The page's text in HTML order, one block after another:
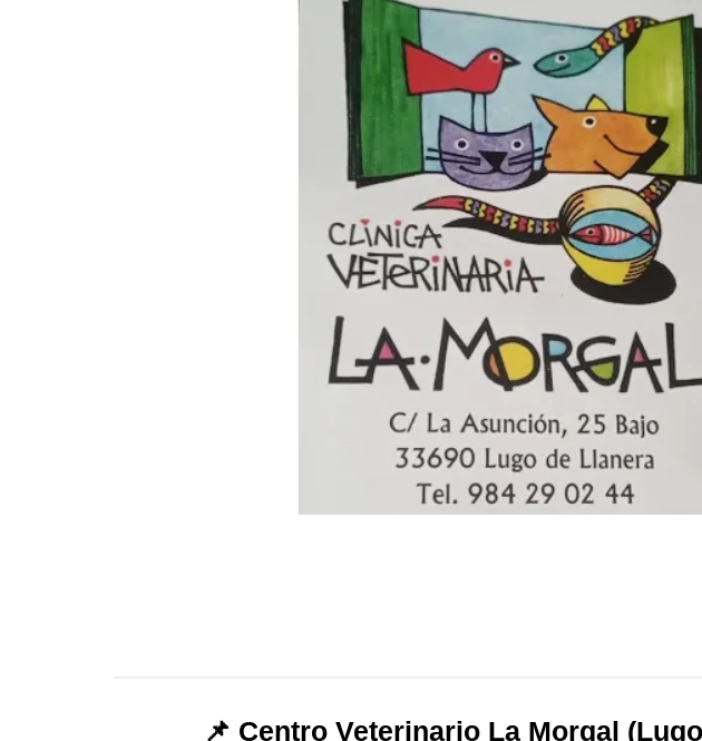
📌 Centro Veterinario La Morgal